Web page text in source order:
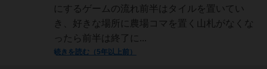
にするゲームの流れ前半はタイルを置いてい
き、好きな場所に農場コマを置く山札がなくな
ったら前半は終了に...
続きを読む（5年以上前）